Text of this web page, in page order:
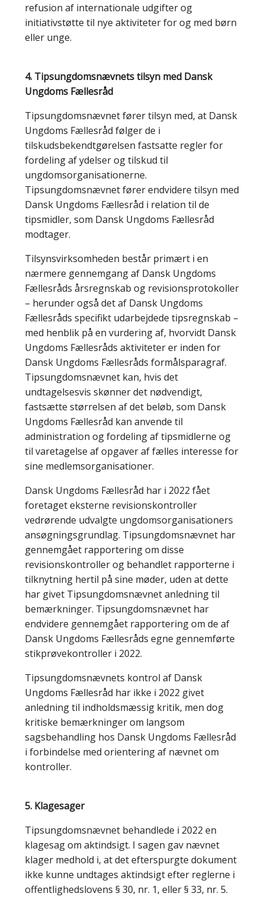
refusion af internationale udgifter og
initiativstøtte til nye aktiviteter for og med børn
eller unge.
4. Tipsungdomsnævnets tilsyn med Dansk
Ungdoms Fællesråd
Tipsungdomsnævnet fører tilsyn med, at Dansk
Ungdoms Fællesråd følger de i
tilskudsbekendtgørelsen fastsatte regler for
fordeling af ydelser og tilskud til
ungdomsorganisationerne.
Tipsungdomsnævnet fører endvidere tilsyn med
Dansk Ungdoms Fællesråd i relation til de
tipsmidler, som Dansk Ungdoms Fællesråd
modtager.
Tilsynsvirksomheden består primært i en
nærmere gennemgang af Dansk Ungdoms
Fællesråds årsregnskab og revisionsprotokoller
– herunder også det af Dansk Ungdoms
Fællesråds specifikt udarbejdede tipsregnskab –
med henblik på en vurdering af, hvorvidt Dansk
Ungdoms Fællesråds aktiviteter er inden for
Dansk Ungdoms Fællesråds formålsparagraf.
Tipsungdomsnævnet kan, hvis det
undtagelsesvis skønner det nødvendigt,
fastsætte størrelsen af det beløb, som Dansk
Ungdoms Fællesråd kan anvende til
administration og fordeling af tipsmidlerne og
til varetagelse af opgaver af fælles interesse for
sine medlemsorganisationer.
Dansk Ungdoms Fællesråd har i 2022 fået
foretaget eksterne revisionskontroller
vedrørende udvalgte ungdomsorganisationers
ansøgningsgrundlag. Tipsungdomsnævnet har
gennemgået rapportering om disse
revisionskontroller og behandlet rapporterne i
tilknytning hertil på sine møder, uden at dette
har givet Tipsungdomsnævnet anledning til
bemærkninger. Tipsungdomsnævnet har
endvidere gennemgået rapportering om de af
Dansk Ungdoms Fællesråds egne gennemførte
stikprøvekontroller i 2022.
Tipsungdomsnævnets kontrol af Dansk
Ungdoms Fællesråd har ikke i 2022 givet
anledning til indholdsmæssig kritik, men dog
kritiske bemærkninger om langsom
sagsbehandling hos Dansk Ungdoms Fællesråd
i forbindelse med orientering af nævnet om
kontroller.
5. Klagesager
Tipsungdomsnævnet behandlede i 2022 en
klagesag om aktindsigt. I sagen gav nævnet
klager medhold i, at det efterspurgte dokument
ikke kunne undtages aktindsigt efter reglerne i
offentlighedslovens § 30, nr. 1, eller § 33, nr. 5.